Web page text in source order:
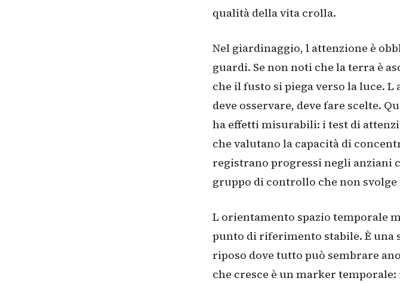
qualità della vita crolla.
Nel giardinaggio, l attenzione è
guardi. Se non noti che la terra è
che il fusto si piega verso la luce.
deve osservare, deve fare scelte.
ha effetti misurabili: i test di
che valutano la capacità di
registrano progressi negli anziani
gruppo di controllo che non
L orientamento spazio temporale
punto di riferimento stabile. È una
riposo dove tutto può sembrare
che cresce è un marker